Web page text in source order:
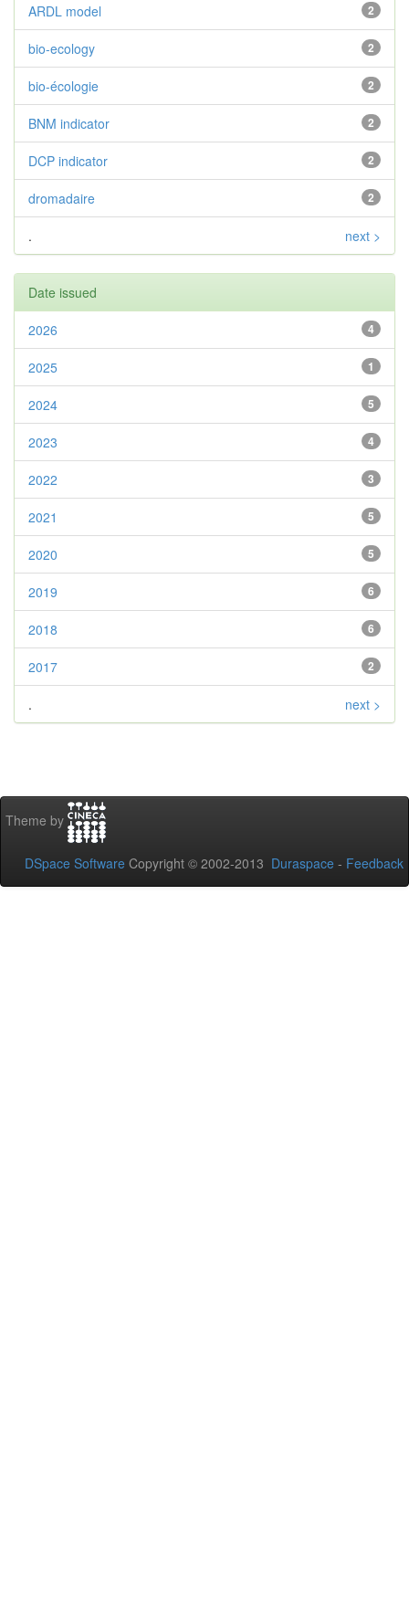
2
ARDL model
2
bio-ecology
2
bio-écologie
2
BNM indicator
2
DCP indicator
2
dromadaire
. next >
Date issued
4
2026
1
2025
5
2024
4
2023
3
2022
5
2021
5
2020
6
2019
6
2018
2
2017
. next >
Theme by
DSpace Software Copyright © 2002-2013 Duraspace - Feedback